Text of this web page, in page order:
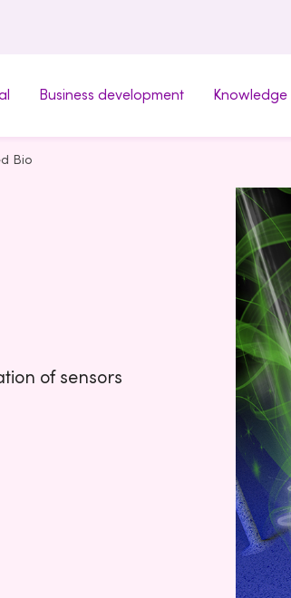
Business development
Bio
of sensors